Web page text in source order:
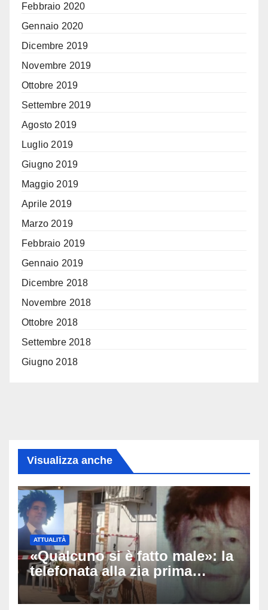
Febbraio 2020
Gennaio 2020
Dicembre 2019
Novembre 2019
Ottobre 2019
Settembre 2019
Agosto 2019
Luglio 2019
Giugno 2019
Maggio 2019
Aprile 2019
Marzo 2019
Febbraio 2019
Gennaio 2019
Dicembre 2018
Novembre 2018
Ottobre 2018
Settembre 2018
Giugno 2018
Visualizza anche
ATTUALITÀ
«Qualcuno si è fatto male»: la
telefonata alla zia prima
dell’orrore, arrestato il 25enne
che ha ucciso la nonna ad